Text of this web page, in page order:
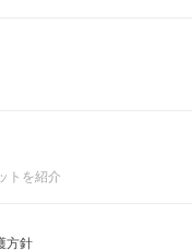
トを紹介
方針